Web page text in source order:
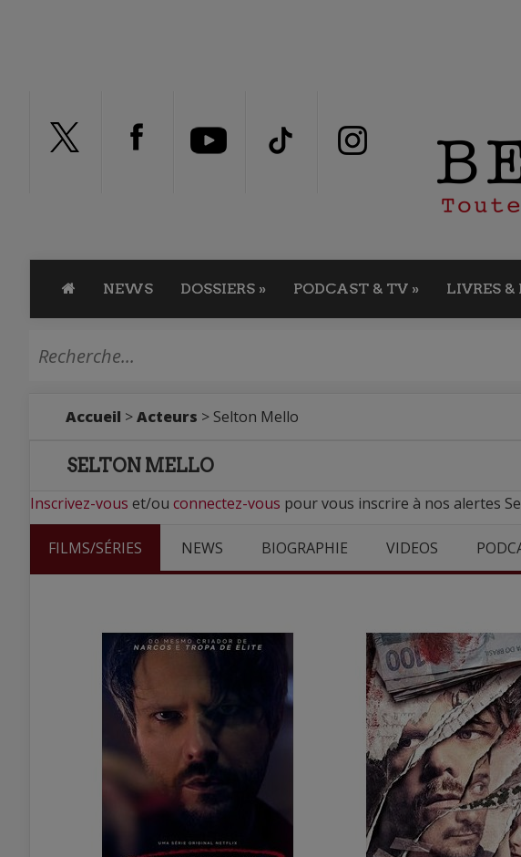
NEWS DOSSIERS » PODCAST & TV » LIVRES &
Accueil >Acteurs > Selton Mello
SELTON MELLO
Inscrivez-vous et/ou connectez-vous pour vous inscrire à nos alertes
FILMS/SÉRIES NEWS BIOGRAPHIE VIDEOS